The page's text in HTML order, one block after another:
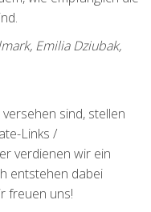
Emilia Dziubak,
sind, stellen
Links /
verdienen wir ein
entstehen dabei
freuen uns!